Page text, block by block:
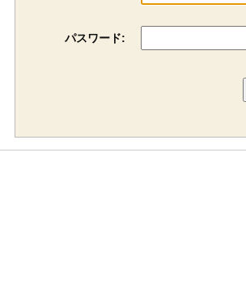
パスワード: